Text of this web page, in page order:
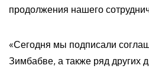
продолжения нашего
«Сегодня мы подписали
Зимбабве, а также ряд других